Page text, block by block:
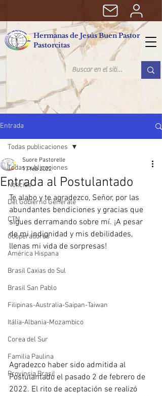
Hermanas de Jesús Buen Pastor
Pastorcitas
Entrada
Todas publicaciones
Noticias
Del Gobierno Generale
CTN
Cooperadores
América Hispana
Brasil Caxias do Sul
Brasil San Pablo
Filipinas-Australia-Saipan-Taiwan
Itália-Albania-Mozambico
Corea del Sur
Familia Paulina
Provincia Brasil
Todas publicaciones
Entrada al Postulantado
Suore Pastorelle
17 feb 2022
Te alabo y te agradezco, Señor, por las
abundantes bendiciones y gracias que
sigues derramando sobre mí. ¡A pesar
de mi indignidad y mis debilidades,
llenas mi vida de sorpresas!
Agradezco haber sido admitida al
Postulantado el pasado 2 de febrero de
2022. El rito de aceptación se realizó